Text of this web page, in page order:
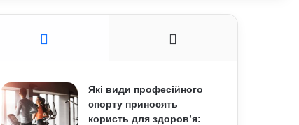
Які види професійного
спорту приносять
користь для здоров’я: